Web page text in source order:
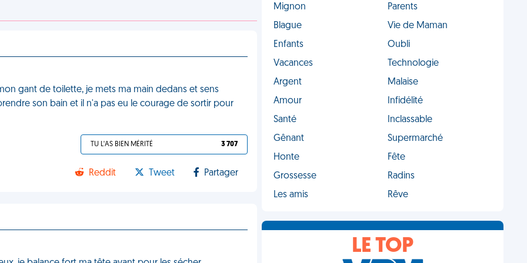
gant de toilette, je mets ma main dedans et sens
son bain et il n'a pas eu le courage de sortir pour
TU L'AS BIEN MÉRITÉ 3 707
Reddit Tweet Partager
Mignon
Parents
Blague
Vie de Maman
Enfants
Oubli
Vacances
Technologie
Argent
Malaise
Amour
Infidélité
Santé
Inclassable
Gênant
Supermarché
Honte
Fête
Grossesse
Radins
Les amis
Rêve
LE TOP